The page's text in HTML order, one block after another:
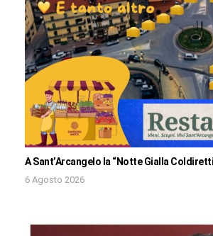
A Sant’Arcangelo la “Notte Gialla
6 Agosto 2026